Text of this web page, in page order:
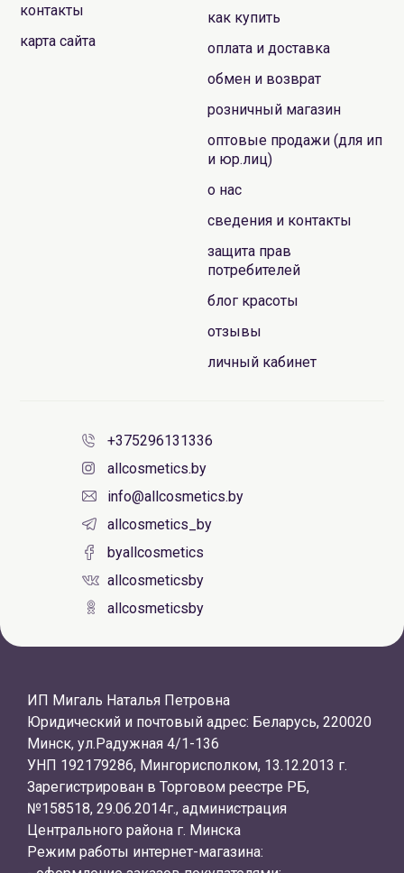
контакты
карта сайта
как купить
оплата и доставка
обмен и возврат
розничный магазин
оптовые продажи (для ип
и юр.лиц)
о нас
сведения и контакты
защита прав
потребителей
блог красоты
отзывы
личный кабинет
+375296131336
allcosmetics.by
info@allcosmetics.by
allcosmetics_by
byallcosmetics
allcosmeticsby
allcosmeticsby
ИП Мигаль Наталья Петровна
Юридический и почтовый адрес: Беларусь, 220020
Минск, ул.Радужная 4/1-136
УНП 192179286, Мингорисполком, 13.12.2013 г.
Зарегистрирован в Торговом реестре РБ,
№158518, 29.06.2014г., администрация
Центрального района г. Минска
Режим работы интернет-магазина: